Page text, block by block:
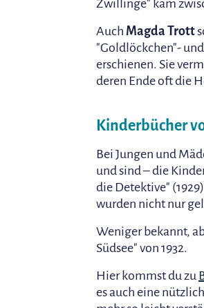
Zwillinge" kam
Auch Magda Trott
"Goldlöckchen"-
erschienen. Sie
deren Ende oft die
Kinderbücher
Bei Jungen und
und sind – die
die Detektive"
wurden nicht nur
Weniger bekannt,
Südsee" von 1932.
Hier kommst du zu
es auch eine